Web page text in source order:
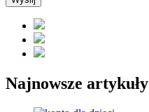
Najnowsze artykuły